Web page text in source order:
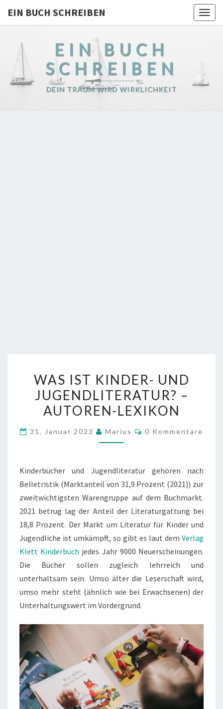
EIN BUCH SCHREIBEN
EIN BUCH
SCHREIBEN
DEIN TRAUM WIRD WIRKLICHKEIT
IST
KINDER-
UND
–
WAS IST KINDER- UND
JUGENDLITERATUR? –
AUTOREN-LEXIKON
31. Januar 2023 Marius Kommentare
0 Kommentare
Kinderbücher und Jugendliteratur gehören nach
Belletristik (Marktanteil von 31,9 Prozent (2021)) zur
zweitwichtigsten Warengruppe auf dem Buchmarkt.
2021 betrug lag der Anteil der Literaturgattung bei
18,8 Prozent. Der Markt um Literatur für Kinder und
Jugendliche ist umkämpft, so gibt es laut dem Verlag
Klett Kinderbuch jedes Jahr 9000 Neuerscheinungen.
Die Bücher sollen zugleich lehrreich und
unterhaltsam sein. Umso älter die Leserschaft wird,
umso mehr steht (ähnlich wie bei Erwachsenen) der
Unterhaltungswert im Vordergrund.